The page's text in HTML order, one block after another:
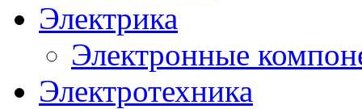
Электрика
Электронные
Электротехника